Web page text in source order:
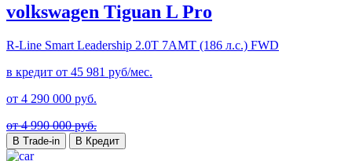
volkswagen Tiguan L Pro
R-Line Smart Leadership 2.0T 7AMT (186 л.с.) FWD
в кредит от 45 981 руб/мес.
от 4 290 000 руб.
от 4 990 000 руб.
В Trade-in В Кредит